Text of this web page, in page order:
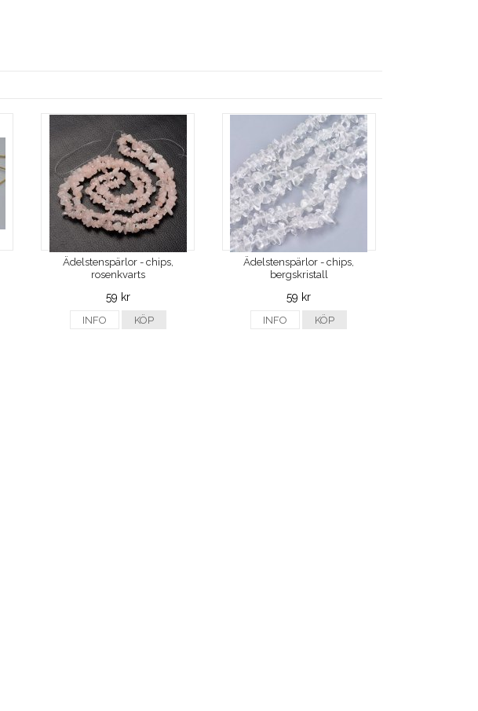
Ädelstenspärlor - chips,
rosenkvarts
59 kr
INFO KÖP
Ädelstenspärlor - chips,
bergskristall
59 kr
INFO KÖP